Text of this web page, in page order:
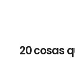
20 cosas